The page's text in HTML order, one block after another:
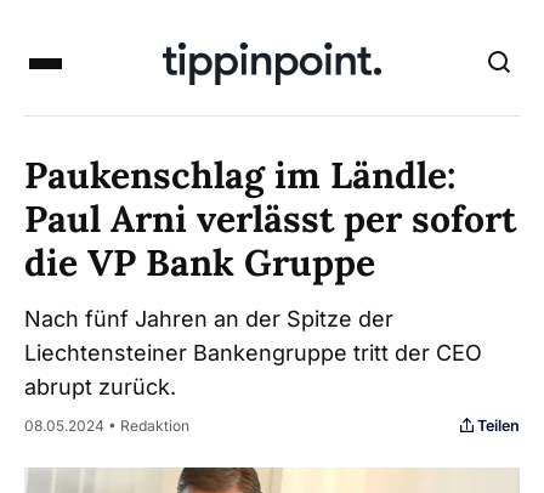
Paukenschlag im Ländle:
Paul Arni verlässt per sofort
die VP Bank Gruppe
Nach fünf Jahren an der Spitze der
Liechtensteiner Bankengruppe tritt der CEO
abrupt zurück.
08.05.2024 • Redaktion Teilen